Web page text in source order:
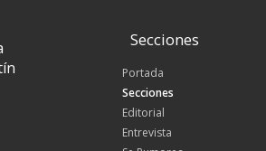
Secciones
Portada
Secciones
Editorial
Entrevista